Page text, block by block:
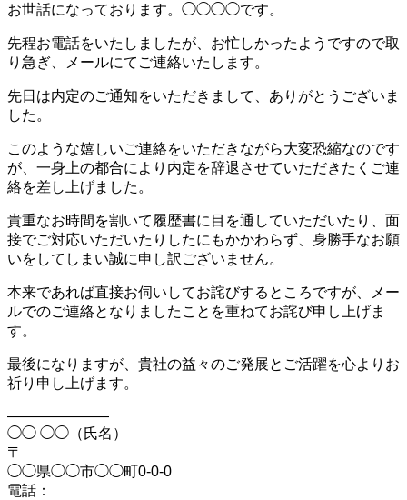
お世話になっております。◯◯◯◯です。
先程お電話をいたしましたが、お忙しかったようですので取
り急ぎ、メールにてご連絡いたします。
先日は内定のご通知をいただきまして、ありがとうございま
した。
このような嬉しいご連絡をいただきながら大変恐縮なのです
が、一身上の都合により内定を辞退させていただきたくご連
絡を差し上げました。
貴重なお時間を割いて履歴書に目を通していただいたり、面
接でご対応いただいたりしたにもかかわらず、身勝手なお願
いをしてしまい誠に申し訳ございません。
本来であれば直接お伺いしてお詫びするところですが、メー
ルでのご連絡となりましたことを重ねてお詫び申し上げま
す。
最後になりますが、貴社の益々のご発展とご活躍を心よりお
祈り申し上げます。
———————
◯◯ ◯◯（氏名）
〒
◯◯県◯◯市◯◯町0-0-0
電話：